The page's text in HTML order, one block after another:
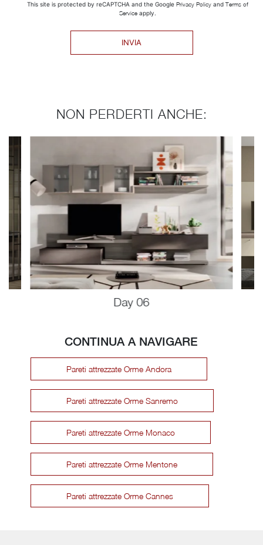
This site is protected by reCAPTCHA and the Google Privacy Policyand Terms of
Serviceapply.
INVIA
NON PERDERTI ANCHE:
Day 06
CONTINUA A NAVIGARE
Pareti attrezzate Orme Andora
Pareti attrezzate Orme Sanremo
Pareti attrezzate Orme Monaco
Pareti attrezzate Orme Mentone
Pareti attrezzate Orme Cannes